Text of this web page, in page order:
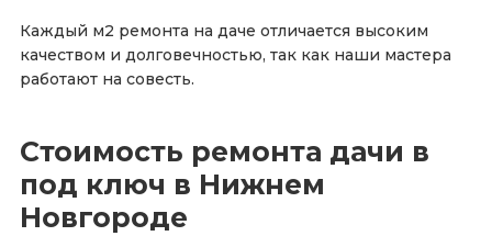
Каждый м2 ремонта на даче отличается высоким
качеством и долговечностью, так как наши мастера
работают на совесть.
Стоимость ремонта дачи в
под ключ в Нижнем
Новгороде